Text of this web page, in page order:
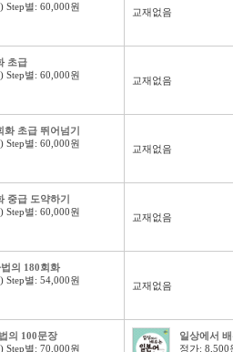
Step별: 60,000원
교재없음
초급
Step별: 60,000원
교재없음
화 초급 뛰어넘기
Step별: 60,000원
교재없음
중급 도약하기
Step별: 60,000원
교재없음
의 180회화
Step별: 54,000원
교재없음
의 100문장
Step별: 70,000원
일상에서
정가: 8,500